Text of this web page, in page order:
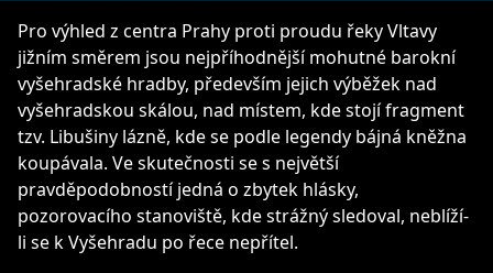
Pro výhled z centra Prahy proti proudu řeky Vltavy
jižním směrem jsou nejpříhodnější mohutné barokní
vyšehradské hradby, především jejich výběžek nad
vyšehradskou skálou, nad místem, kde stojí fragment
tzv. Libušiny lázně, kde se podle legendy bájná kněžna
koupávala. Ve skutečnosti se s největší
pravděpodobností jedná o zbytek hlásky,
pozorovacího stanoviště, kde strážný sledoval, neblíží-
li se k Vyšehradu po řece nepřítel.